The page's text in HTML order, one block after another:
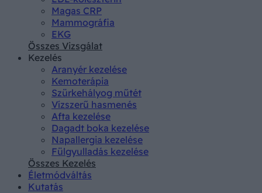
Magas CRP
Mammográfia
EKG
Összes Vizsgálat
Kezelés
Aranyér kezelése
Kemoterápia
Szürkehályog műtét
Vízszerű hasmenés
Afta kezelése
Dagadt boka kezelése
Napallergia kezelése
Fülgyulladás kezelése
Összes Kezelés
Életmódváltás
Kutatás